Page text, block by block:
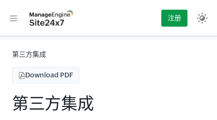
注册
第三方集成
Download PDF
第三方集成